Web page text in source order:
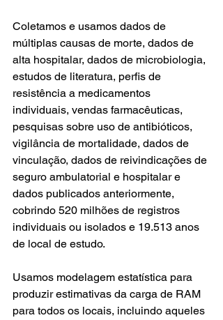
Coletamos e usamos dados de
múltiplas causas de morte, dados de
alta hospitalar, dados de microbiologia,
estudos de literatura, perfis de
resistência a medicamentos
individuais, vendas farmacêuticas,
pesquisas sobre uso de antibióticos,
vigilância de mortalidade, dados de
vinculação, dados de reivindicações de
seguro ambulatorial e hospitalar e
dados publicados anteriormente,
cobrindo 520 milhões de registros
individuais ou isolados e 19.513 anos
de local de estudo.
Usamos modelagem estatística para
produzir estimativas da carga de RAM
para todos os locais, incluindo aqueles